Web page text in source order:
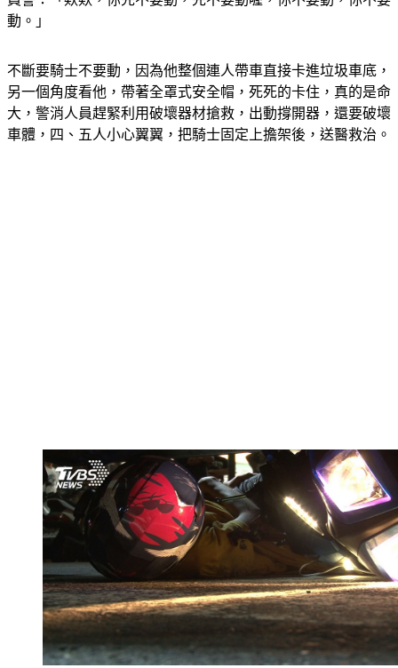
員警：「欸欸，你先不要動，先不要動喔，你不要動，你不要
不斷要騎士不要動，因為他整個連人帶車直接卡進垃圾車底，
另一個角度看他，帶著全罩式安全帽，死死的卡住，真的是命
大，警消人員趕緊利用破壞器材搶救，出動撐開器，還要破壞